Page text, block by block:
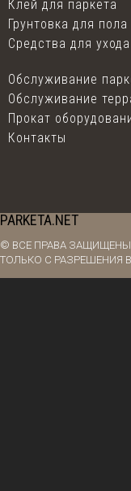
Клей для паркета
Грунтовка для пола
Средства для ухода
Обслуживание
Обслуживание
Прокат
Контакты
PARKETA.NET
© ВСЕ ПРАВА
ТОЛЬКО С РАЗРЕШЕНИЯ